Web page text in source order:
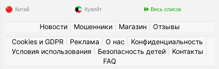
Китай Кувейт Весь список
Новости| Мошенники| Магазин
Отзывы
Cookies и GDPR
Реклама О нас Конфиденциальность
Условия использования
Безопасность детей| Контакты
FAQ